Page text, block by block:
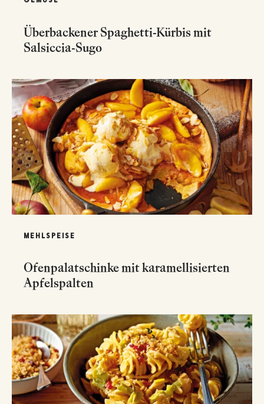
Überbackener Spaghetti-Kürbis mit
Salsiccia-Sugo
MEHLSPEISE
Ofenpalatschinke mit karamellisierten
Apfelspalten